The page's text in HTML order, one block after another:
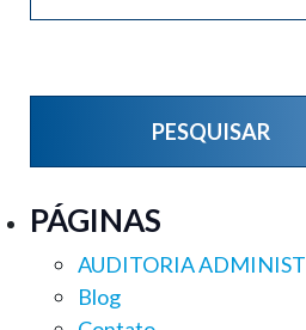
PÁGINAS
AUDITORIA
Blog